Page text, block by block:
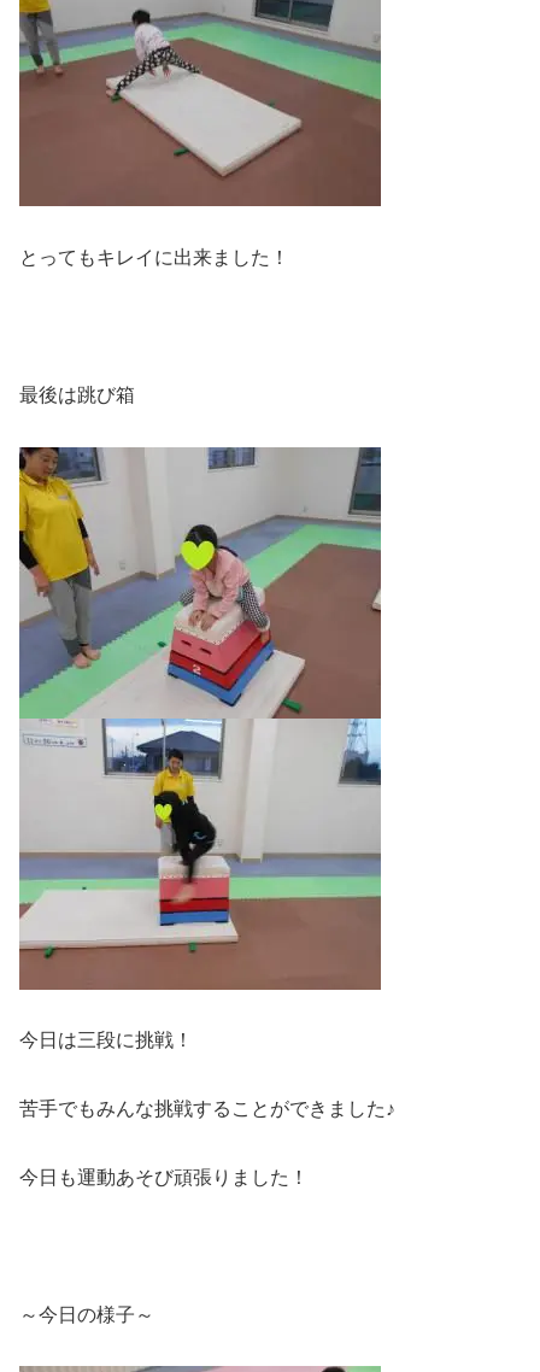
とってもキレイに出来ました！
最後は跳び箱
今日は三段に挑戦！
苦手でもみんな挑戦することができました♪
今日も運動あそび頑張りました！
～今日の様子～